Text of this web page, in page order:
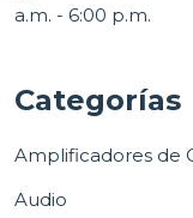
a.m. - 6:00 p.m.
Categorías
Amplificadores de
Audio